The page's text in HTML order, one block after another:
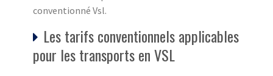
conventionné Vsl.
Les tarifs conventionnels applicables
pour les transports en VSL